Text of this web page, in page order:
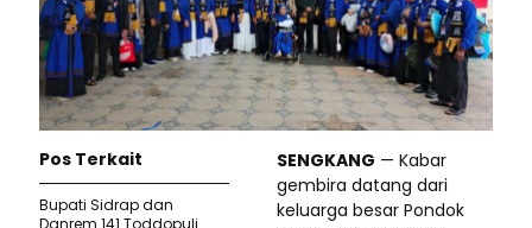
SENGKANG — Kabar
gembira datang dari
keluarga besar Pondok
Pos Terkait
Bupati Sidrap dan
Danrem 141 Toddopuli